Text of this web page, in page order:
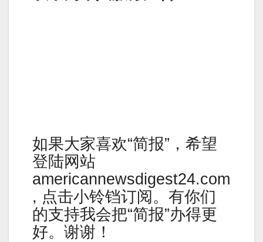
如果大家喜欢“简报”，希望
登陆网站
americannewsdigest24.com
, 点击小铃铛订阅。有你们
的支持我会把“简报”办得更
好。谢谢！